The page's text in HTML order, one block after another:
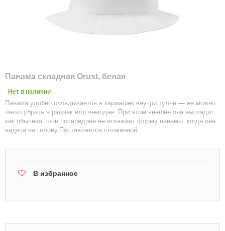
Панама складная Orust, белая
Нет в наличии
Панама удобно складывается в кармашек внутри тульи — ее можно
легко убрать в рюкзак или чемодан. При этом внешне она выглядит
как обычная: шов посередине не искажает форму панамы, когда она
надета на голову.Поставляется сложенной.
В избранное